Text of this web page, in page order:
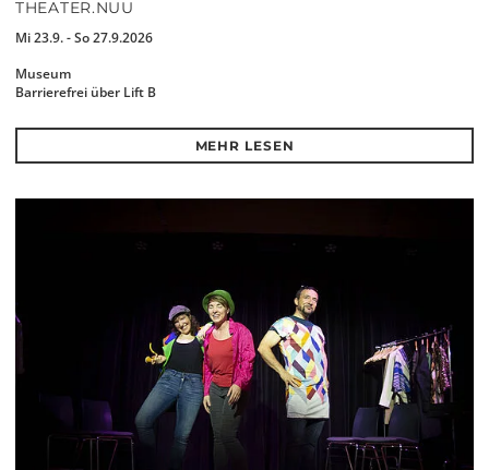
THEATER.NUU
Mi 23.9. - So 27.9.2026
Museum
Barrierefrei über Lift B
MEHR LESEN